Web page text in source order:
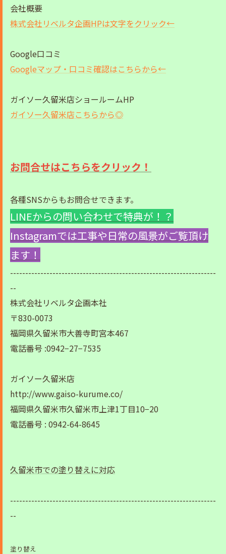
会社概要
株式会社リベルタ企画HPは文字をクリック←
Google口コミ
Googleマップ・口コミ確認はこちらから←
ガイソー久留米店ショールームHP
ガイソー久留米店こちらから◎
お問合せはこちらをクリック！
各種SNSからもお問合せできます。
LINEからの問い合わせで特典が！？
Instagramでは工事や日常の風景がご覧頂け
ます！
--------------------------------------------------------------------
--
株式会社リベルタ企画本社
〒830-0073
福岡県久留米市大善寺町宮本467
電話番号 :0942−27−7535
ガイソー久留米店
http://www.gaiso-kurume.co/
福岡県久留米市久留米市上津1丁目10−20
電話番号 : 0942-64-8645
久留米市での塗り替えに対応
--------------------------------------------------------------------
--
塗り替え